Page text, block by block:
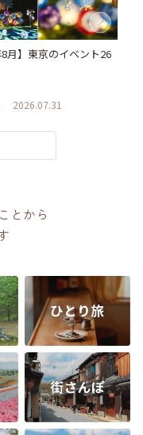
8月】東京のイベント26
2026.07.31
とから